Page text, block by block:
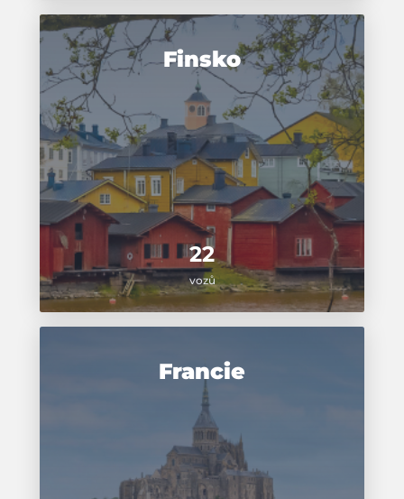
22
vozů
Finsko
Francie